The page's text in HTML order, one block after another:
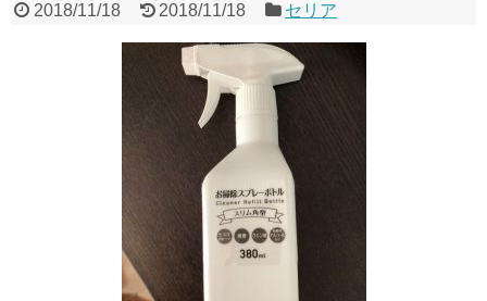
2018/11/18 2018/11/18 セリア